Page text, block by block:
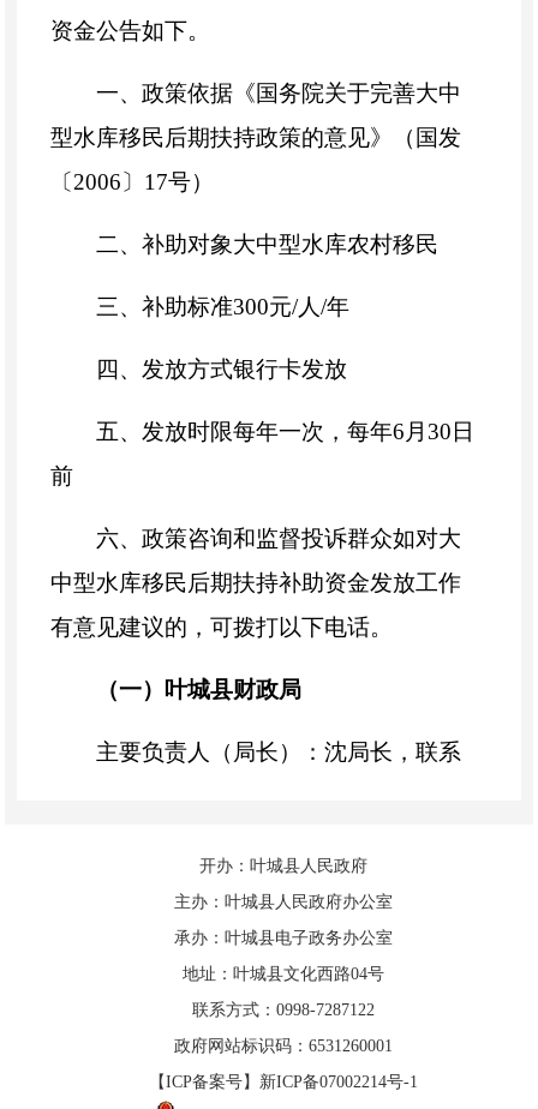
资金公告如下。
一、 政策依据《国务院关于完善大中
型水库移民后期扶持政策的意见》（国发
〔2006〕 17号）
二、补助对象大中型水库农村移民
三、补助标准300元/人/年
四、发放方式银行卡发放
五、发放时限每年一次，每年6 月 30日
前
六、政策咨询和监督投诉群众如对大
中型水库移民后期扶持补助资金发放工作
有意见建议的，可拨打以下电话。
（一） 叶城县财政局
主要负责人（局长）： 沈局长 ， 联系
经办人（科长或股长）：朱
13364889510
叶城县水利局（业务主管部
主要负责人（局长）：王局长，联系
开办：叶城县人民政府
主办：叶城县人民政府办公室
承办：叶城县电子政务办公室
地址：叶城县文化西路04号
联系方式：0998-7287122
政府网站标识码：6531260001
【ICP备案号】新ICP备07002214号-1